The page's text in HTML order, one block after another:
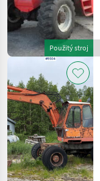
Použitý stroj